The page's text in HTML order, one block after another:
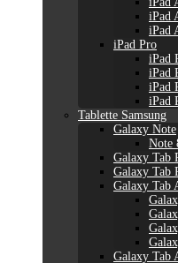
iPad
iPad
iPad Pro
iPad
iPad
iPad
iPad
Tablette Samsung
Galaxy Note
Note
Galaxy Tab
Galaxy Tab
Galaxy Tab
Galaxy Tab